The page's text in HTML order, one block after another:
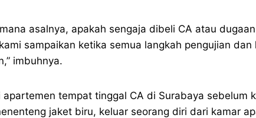
asalnya, apakah sengaja dibeli CA atau
sampaikan ketika semua langkah pengujian
imbuhnya.
apartemen tempat tinggal CA di Surabaya
jaket biru, keluar seorang diri dari kamar